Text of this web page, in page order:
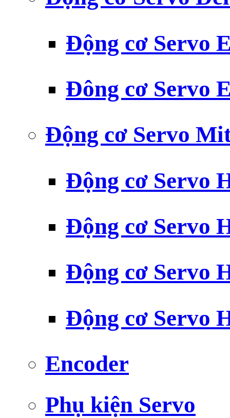
Động cơ Servo
Đông cơ Servo
Động cơ Servo
Động cơ Servo
Động cơ Servo
Động cơ Servo
Động cơ Servo
Encoder
Phụ kiện Servo